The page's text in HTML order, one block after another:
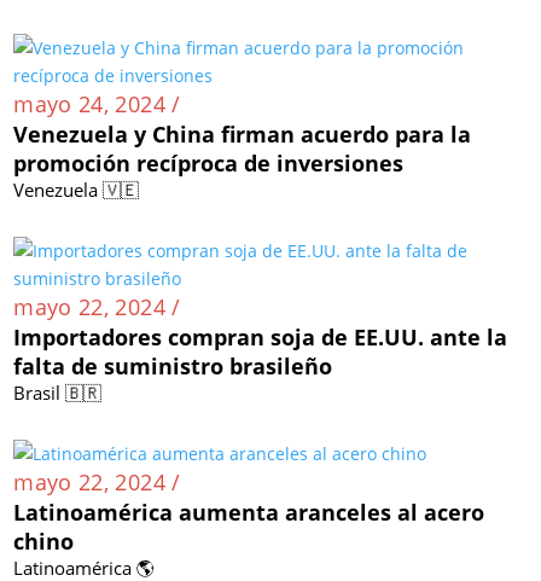
mayo 24, 2024 /
Venezuela y China firman acuerdo para la
promoción recíproca de inversiones
Venezuela 🇻🇪
mayo 22, 2024 /
Importadores compran soja de EE.UU. ante la
falta de suministro brasileño
Brasil 🇧🇷
mayo 22, 2024 /
Latinoamérica aumenta aranceles al acero
chino
Latinoamérica 🌎